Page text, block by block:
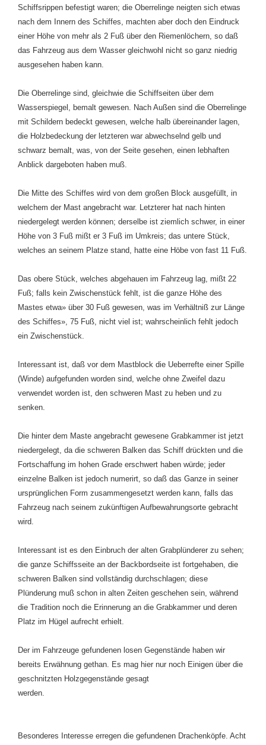
Schiffsrippen befestigt waren; die Oberrelinge neigten sich etwas
nach dem Innern des Schiffes, machten aber doch den Eindruck
einer Höhe von mehr als 2 Fuß über den Riemenlöchern, so daß
das Fahrzeug aus dem Wasser gleichwohl nicht so ganz niedrig
ausgesehen haben kann.
Die Oberrelinge sind, gleichwie die Schiffseiten über dem
Wasserspiegel, bemalt gewesen. Nach Außen sind die Oberrelinge
mit Schildern bedeckt gewesen, welche halb übereinander lagen,
die Holzbedeckung der letzteren war abwechselnd gelb und
schwarz bemalt, was, von der Seite gesehen, einen lebhaften
Anblick dargeboten haben muß.
Die Mitte des Schiffes wird von dem großen Block ausgefüllt, in
welchem der Mast angebracht war. Letzterer hat nach hinten
niedergelegt werden können; derselbe ist ziemlich schwer, in einer
Höhe von 3 Fuß mißt er 3 Fuß im Umkreis; das untere Stück,
welches an seinem Platze stand, hatte eine Höbe von fast 11 Fuß.
Das obere Stück, welches abgehauen im Fahrzeug lag, mißt 22
Fuß; falls kein Zwischenstück fehlt, ist die ganze Höhe des
Mastes etwa» über 30 Fuß gewesen, was im Verhältniß zur Länge
des Schiffes», 75 Fuß, nicht viel ist; wahrscheinlich fehlt jedoch
ein Zwischenstück.
Interessant ist, daß vor dem Mastblock die Ueberrefte einer Spille
(Winde) aufgefunden worden sind, welche ohne Zweifel dazu
verwendet worden ist, den schweren Mast zu heben und zu
senken.
Die hinter dem Maste angebracht gewesene Grabkammer ist jetzt
niedergelegt, da die schweren Balken das Schiff drückten und die
Fortschaffung im hohen Grade erschwert haben würde; jeder
einzelne Balken ist jedoch numerirt, so daß das Ganze in seiner
ursprünglichen Form zusammengesetzt werden kann, falls das
Fahrzeug nach seinem zukünftigen Aufbewahrungsorte gebracht
wird.
Interessant ist es den Einbruch der alten Grabplünderer zu sehen;
die ganze Schiffsseite an der Backbordseite ist fortgehaben, die
schweren Balken sind vollständig durchschlagen; diese
Plünderung muß schon in alten Zeiten geschehen sein, während
die Tradition noch die Erinnerung an die Grabkammer und deren
Platz im Hügel aufrecht erhielt.
Der im Fahrzeuge gefundenen losen Gegenstände haben wir
bereits Erwähnung gethan. Es mag hier nur noch Einigen über die
geschnitzten Holzgegenstände gesagt
werden.
Besonderes Interesse erregen die gefundenen Drachenköpfe. Acht